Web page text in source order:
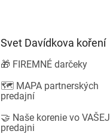
Svet Davídkova koření
🎁 FIREMNÉ darčeky
🗺️ MAPA partnerských
predajní
🤝 Naše korenie vo VAŠEJ
predajni